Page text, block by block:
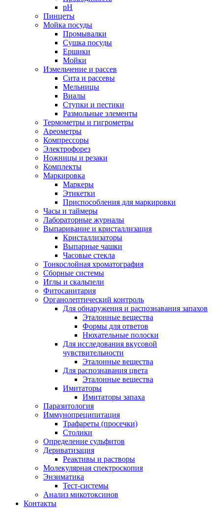
pH
Пинцеты
Мойка посуды
Промывалки
Сушка посуды
Ершики
Мойки
Измельчение и рассев
Сита и рассевы
Мельницы
Виалы
Ступки и пестики
Размольные элементы
Термометры и гигрометры
Ареометры
Компрессоры
Электрофорез
Ножницы и резаки
Комплекты
Маркировка
Маркеры
Этикетки
Приспособления для маркировки
Часы и таймеры
Лабораторные журналы
Выпаривание и кристаллизация
Кристаллизаторы
Выпарные чашки
Часовые стекла
Тонкослойная хроматография
Сборные системы
Иглы и скальпели
Фитосанитария
Органолептический контроль
Для обнаружения и распознавания запахов
Эталонные вещества
Формы для ответов
Нюхательные полоски
Для исследования вкусовой
чувствительности
Эталонные вещества
Для распознавания цвета
Эталонные вещества
Имитаторы
Имитаторы запаха
Паразитология
Иммунопреципитация
Трафареты (просечки)
Столики
Определение сульфитов
Дериватизация
Реактивы и растворы
Молекулярная спектроскопия
Энзиматика
Тест-системы
Анализ микотоксинов
Контакты